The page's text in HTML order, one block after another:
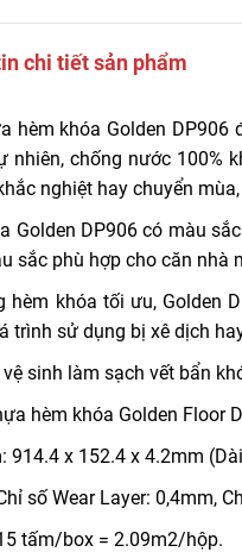
chi tiết sản phẩm
hèm khóa Golden
nhiên, chống nước 100%
nghiệt hay chuyển
Golden DP906 có màu
sắc phù hợp cho căn nhà
hèm khóa tối ưu, Golden
trình sử dụng bị xê dịch
vệ sinh làm sạch vết bẩn
hèm khóa Golden Floor
914.4 x 152.4 x 4.2mm
số Wear Layer: 0,4mm,
tấm/box = 2.09m2/hộp.